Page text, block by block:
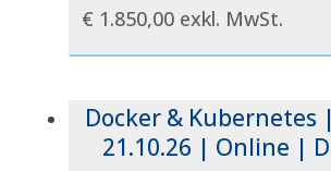
€ 1.850,00 exkl. MwSt.
Docker & Kubernetes
21.10.26 | Online |